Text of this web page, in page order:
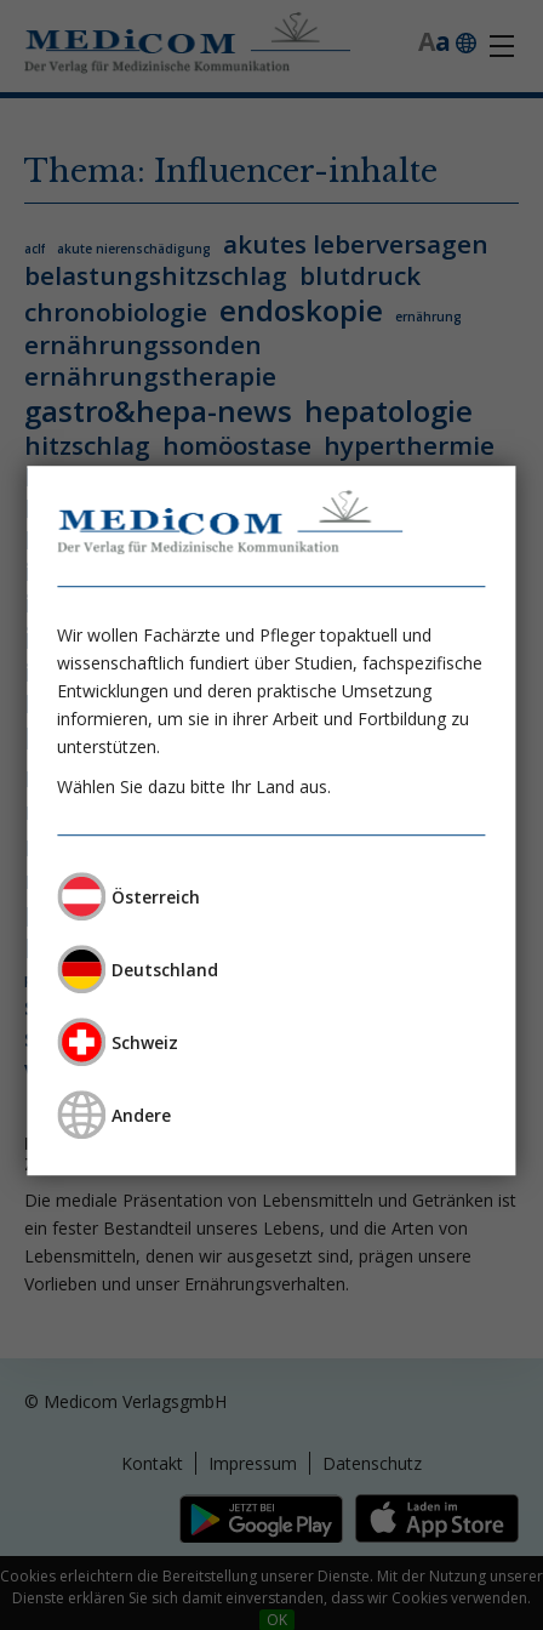
Cookies erleichtern die Bereitstellung unserer Dienste. Mit der Nutzung unserer
Dienste erklären Sie sich damit einverstanden, dass wir Cookies verwenden.
OK
a
A
Thema: Influencer-inhalte
aclf akute nierenschädigung
akutes leberversagen
belastungshitzschlag blutdruck
chronobiologie endoskopie ernährung
ernährungssonden
ernährungstherapie
gastro&hepa-news hepatologie
hitzschlag homöostase hyperthermie
hämatologie
hämatologische neoplasie
hämodynamische optimierung
immundysfunktion
immunosep-studie
intensiv-news intensivmedizin
intensivstation intensivversorgung
kdigo-leitlinien lebernekrose
leberzirrhose mangelernährung
masld metabolische lebererkrankung
multiples myelom
nephro-news nephrologie
niereninsuffizienz
peg-implantationstechniken
perioperative nierenschädigung
pisces-studie
präzisionstherapie
schluckstörung
septischer schock
vasopressortherapie
Influencer Marketing Lebensmittelwerbung bei Kindern –
Zeit zum Handeln?
Die mediale Präsentation von Lebensmitteln und Getränken ist
ein fester Bestandteil unseres Lebens, und die Arten von
Lebensmitteln, denen wir ausgesetzt sind, prägen unsere
Vorlieben und unser Ernährungsverhalten.
© Medicom VerlagsgmbH
Kontakt Impressum Datenschutz
Wir wollen Fachärzte und Pfleger topaktuell und
wissenschaftlich fundiert über Studien, fachspezifische
Entwicklungen und deren praktische Umsetzung
informieren, um sie in ihrer Arbeit und Fortbildung zu
unterstützen.
Wählen Sie dazu bitte Ihr Land aus.
Österreich
Deutschland
Schweiz
Andere